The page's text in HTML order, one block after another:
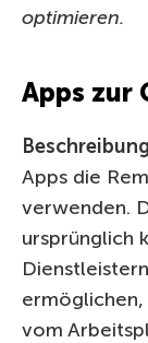
optimieren.
Apps zur
Apps die
verwenden.
ursprünglich
vom